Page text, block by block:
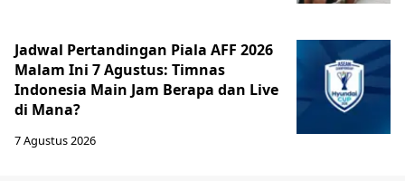
Jadwal Pertandingan Piala AFF 2026
Malam Ini 7 Agustus: Timnas
Indonesia Main Jam Berapa dan Live
di Mana?
7 Agustus 2026